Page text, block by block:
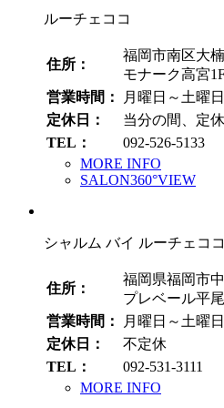
ルーチェココ
住所：
福岡市南区大楠
モナーク高宮
営業時間：
月曜日～土曜
定休日：
当分の間、定
TEL：
092-526-5133
MORE INFO
SALON360°VIEW
シャルム バイ ルーチェココ
住所：
福岡県福岡市
プレベール平
営業時間：
月曜日～土曜
定休日：
不定休
TEL：
092-531-3111
MORE INFO